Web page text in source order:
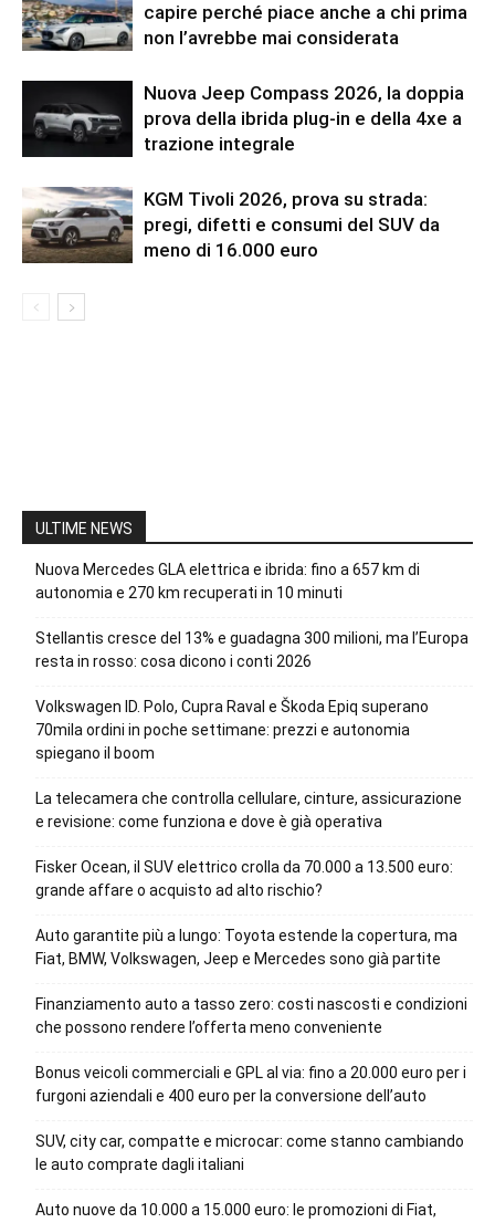
capire perché piace anche a chi prima
non l’avrebbe mai considerata
Nuova Jeep Compass 2026, la doppia
prova della ibrida plug-in e della 4xe a
trazione integrale
KGM Tivoli 2026, prova su strada:
pregi, difetti e consumi del SUV da
meno di 16.000 euro
ULTIME NEWS
Nuova Mercedes GLA elettrica e ibrida: fino a 657 km di
autonomia e 270 km recuperati in 10 minuti
Stellantis cresce del 13% e guadagna 300 milioni, ma l’Europa
resta in rosso: cosa dicono i conti 2026
Volkswagen ID. Polo, Cupra Raval e Škoda Epiq superano
70mila ordini in poche settimane: prezzi e autonomia
spiegano il boom
La telecamera che controlla cellulare, cinture, assicurazione
e revisione: come funziona e dove è già operativa
Fisker Ocean, il SUV elettrico crolla da 70.000 a 13.500 euro:
grande affare o acquisto ad alto rischio?
Auto garantite più a lungo: Toyota estende la copertura, ma
Fiat, BMW, Volkswagen, Jeep e Mercedes sono già partite
Finanziamento auto a tasso zero: costi nascosti e condizioni
che possono rendere l’offerta meno conveniente
Bonus veicoli commerciali e GPL al via: fino a 20.000 euro per i
furgoni aziendali e 400 euro per la conversione dell’auto
SUV, city car, compatte e microcar: come stanno cambiando
le auto comprate dagli italiani
Auto nuove da 10.000 a 15.000 euro: le promozioni di Fiat,